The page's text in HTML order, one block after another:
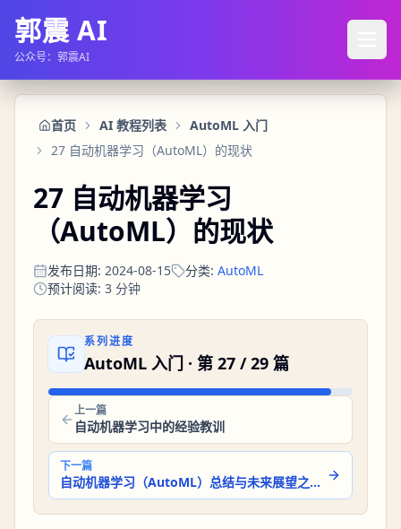
郭震 AI
公众号：郭震AI
首页 AI 教程列表
AutoML 入门
27 自动机器学习（AutoML）的现状
27 自动机器学习
（AutoML）的现状
发布日期: 2024-08-15 分类: AutoML
预计阅读: 3 分钟
系列进度
AutoML 入门 · 第 27 /29 篇
上一篇
自动机器学习中的经验教训
下一篇
自动机器学习（AutoML）总结与未来展望之发展方向